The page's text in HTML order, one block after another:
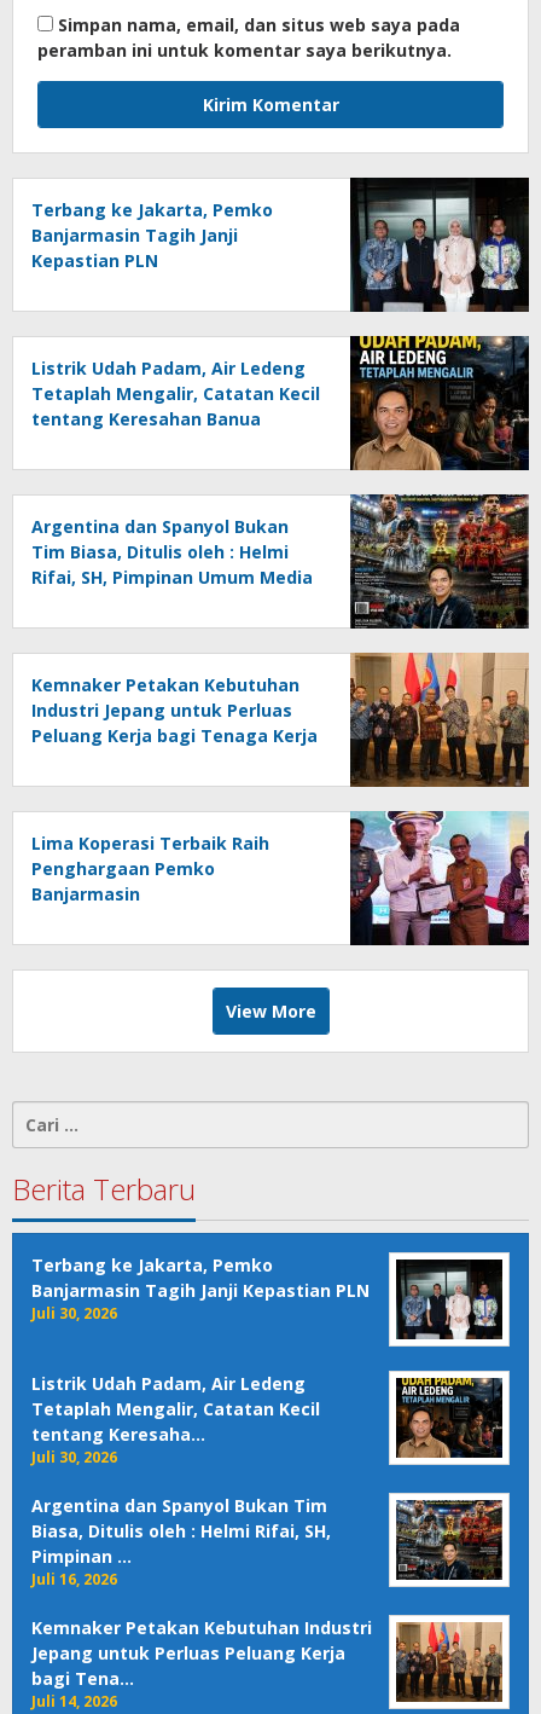
Simpan nama, email, dan situs web saya pada
peramban ini untuk komentar saya berikutnya.
Terbang ke Jakarta, Pemko
Banjarmasin Tagih Janji
Kepastian PLN
Listrik Udah Padam, Air Ledeng
Tetaplah Mengalir, Catatan Kecil
tentang Keresahan Banua
Ancaman Lingkungan, Oleh :
Helmi Rifai, SH
Argentina dan Spanyol Bukan
Tim Biasa, Ditulis oleh : Helmi
Rifai, SH, Pimpinan Umum Media
Kemnaker Petakan Kebutuhan
Industri Jepang untuk Perluas
Peluang Kerja bagi Tenaga Kerja
Lima Koperasi Terbaik Raih
Penghargaan Pemko
Banjarmasin
View More
Cari
Berita Terbaru
Terbang ke Jakarta, Pemko
Banjarmasin Tagih Janji Kepastian PLN
Juli 30, 2026
Listrik Udah Padam, Air Ledeng
Tetaplah Mengalir, Catatan Kecil
tentang Keresaha…
Juli 30, 2026
Argentina dan Spanyol Bukan Tim
Biasa, Ditulis oleh : Helmi Rifai, SH,
Pimpinan …
Juli 16, 2026
Kemnaker Petakan Kebutuhan Industri
Jepang untuk Perluas Peluang Kerja
bagi Tena…
Juli 14, 2026